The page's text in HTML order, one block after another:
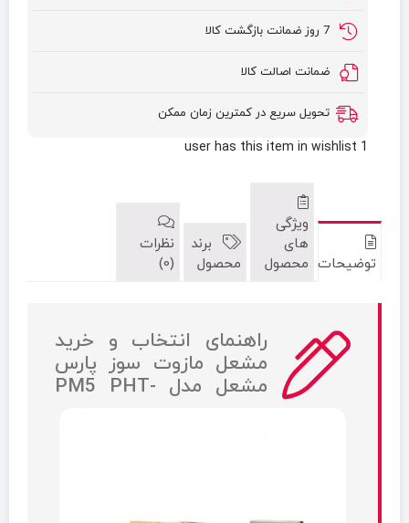
7 روز ضمانت بازگشت کالا
ضمانت اصالت کالا
تحویل سریع در کمترین زمان ممکن
1 user
has this item in wishlist
توضیحات
ویژگی
های
محصول
برند
محصول
نظرات
(0)
راهنمای انتخاب و خرید
مشعل مازوت سوز پارس
مشعل مدل PM5 PHT-